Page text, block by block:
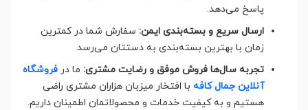
پاسخ می‌دهد.
ارسال سریع و بسته‌بندی ایمن: سفارش شما در کمترین
زمان با بهترین بسته‌بندی به دستتان می‌رسد.
تجربه سال‌ها فروش موفق و رضایت مشتری: ما در فروشگاه
آنلاین جمال کافه با افتخار میزبان هزاران مشتری راضی
هستیم و به کیفیت خدمات و محصولاتمان اطمینان داریم.